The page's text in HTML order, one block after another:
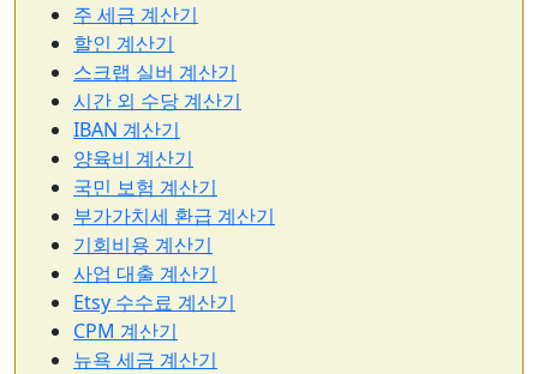
주 세금 계산기
할인 계산기
스크랩 실버 계산기
시간 외 수당 계산기
IBAN 계산기
양육비 계산기
국민 보험 계산기
부가가치세 환급 계산기
기회비용 계산기
사업 대출 계산기
Etsy 수수료 계산기
CPM 계산기
뉴욕 세금 계산기